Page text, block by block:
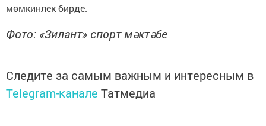
мөмкинлек бирде.
Фото: «Зилант» спорт мәктәбе
Следите за самым важным и интересным в
Telegram-канале Татмедиа